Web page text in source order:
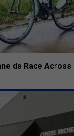
de Race Across